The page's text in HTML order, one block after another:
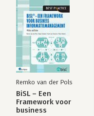
Remko van der Pols
BiSL – Een
Framework voor
business